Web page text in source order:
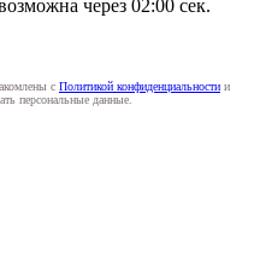
через 02:00 сек.
с Политикой конфиденциальности и
персональные данные.